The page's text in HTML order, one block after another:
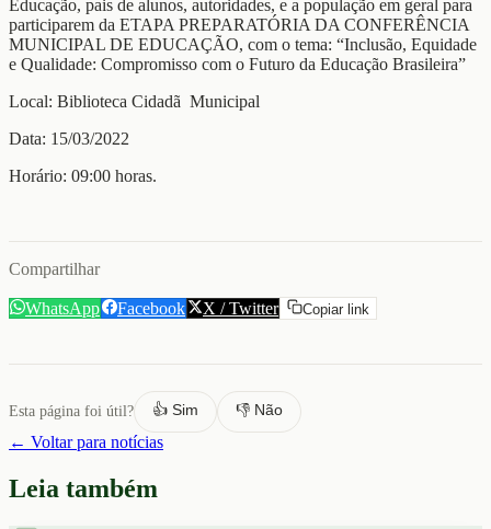
Educação, pais de alunos, autoridades, e a população em geral para
participarem da ETAPA PREPARATÓRIA DA CONFERÊNCIA
MUNICIPAL DE EDUCAÇÃO, com o tema: “Inclusão, Equidade
e Qualidade: Compromisso com o Futuro da Educação Brasileira”
Local: Biblioteca Cidadã Municipal
Data: 15/03/2022
Horário: 09:00 horas.
Compartilhar
WhatsApp Facebook X / Twitter Copiar link
Esta página foi útil? 👍 Sim 👎 Não
← Voltar para notícias
Leia também